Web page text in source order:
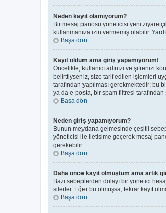
Neden kayıt olamıyorum?
Bir mesaj panosu yöneticisi yeni
kullanmanıza izin vermemiş olabilir.
Başa dön
Kayıt oldum ama giriş yapamıyorum!
Öncelikle, kullanıcı adınızı ve şifrenizi
belirttiyseniz, size tarif edilen işlemleri
tarafından yapılması gerekmektedir; bu
ya da e-posta, bir spam filtresi
Başa dön
Neden giriş yapamıyorum?
Bunun meydana gelmesinde çeşitli
yöneticisi ile iletişime geçerek mesaj
gerekebilir.
Başa dön
Daha önce kayıt olmuştum ama artık
Bazı sebeplerden dolayı bir yönetici
silerler. Eğer bu olmuşsa, tekrar kayıt
Başa dön